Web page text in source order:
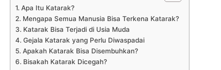
Apa Itu Katarak?
Mengapa Semua Manusia Bisa Terkena Katarak?
Katarak Bisa Terjadi di Usia Muda
Gejala Katarak yang Perlu Diwaspadai
Apakah Katarak Bisa Disembuhkan?
Bisakah Katarak Dicegah?